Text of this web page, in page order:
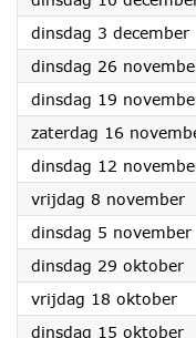
dinsdag 3 december
dinsdag 26
dinsdag 19
zaterdag 16
dinsdag 12
vrijdag 8 november
dinsdag 5 november
dinsdag 29 oktober
vrijdag 18 oktober
dinsdag 15 oktober